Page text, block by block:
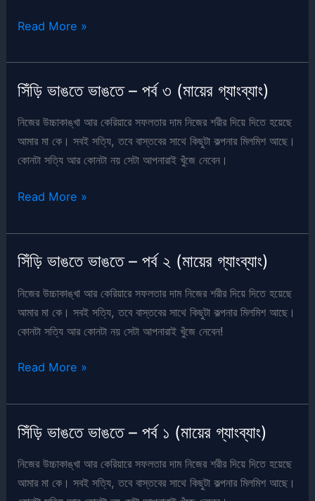
সিঁড়ি
ভাঙতে
–
পর্ব
৪
(মায়ের
গ্যাংব্যাং)
Read More »
সিঁড়ি ভাঙতে ভাঙতে – পর্ব ৩ (মায়ের গ্যাংব্যাং)
নিজের উচ্চাকাঙ্খা আর কেরিয়ারে সফলতার দাম নিজের শরীর দিয়ে দিতে হয়েছে
আমার মা কে। সবই সত্যি, তবে বাস্তবের সাথে কিছুটা কল্পনার মিলমিশ আছে।
কোনটা সত্যি আর কোনটা নয় সেটা আপনারাই খুঁজে নেবেন।
সিঁড়ি
ভাঙতে
–
৩
(মায়ের
গ্যাংব্যাং)
Read More »
সিঁড়ি ভাঙতে ভাঙতে – পর্ব ২ (মায়ের গ্যাংব্যাং)
নিজের উচ্চাকাঙ্খা আর কেরিয়ারে সফলতার দাম নিজের শরীর দিয়ে দিতে হয়েছে
আমার মা কে। সবই সত্যি, তবে বাস্তবের সাথে কিছুটা কল্পনার মিলমিশ আছে।
কোনটা সত্যি আর কোনটা নয় সেটা আপনারাই খুঁজে নেবেন!
সিঁড়ি
ভাঙতে
–
পর্ব
২
(মায়ের
Read More »
সিঁড়ি ভাঙতে ভাঙতে – পর্ব ১ (মায়ের গ্যাংব্যাং)
নিজের উচ্চাকাঙ্খা আর কেরিয়ারে সফলতার দাম নিজের শরীর দিয়ে দিতে হয়েছে
আমার মা কে। সবই সত্যি, তবে বাস্তবের সাথে কিছুটা কল্পনার মিলমিশ আছে।